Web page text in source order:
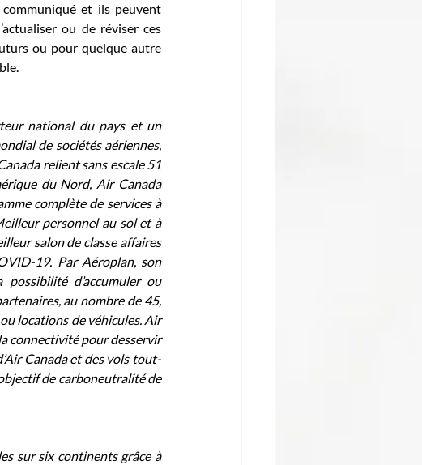
et ils peuvent
ou de réviser ces
ou pour quelque autre
national du pays et un
de sociétés aériennes,
relient sans escale 51
du Nord, Air Canada
complète de services à
personnel au sol et à
salon de classe affaires
19. Par Aéroplan, son
d’accumuler ou
au nombre de 45,
locations de véhicules. Air
connectivité pour desservir
Canada et des vols tout-
de carboneutralité de
sur six continents grâce à